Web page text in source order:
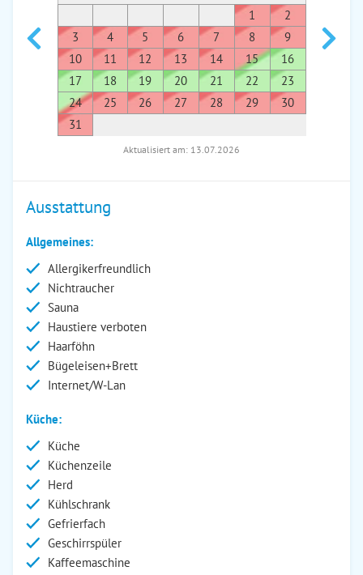
1
2
3
4 5 6 7 8
9
10
11 12 13 14 15
16
17
18 19 20 21 22
23
24
25 26 27 28 29
30
31
7
Aktualisiert am: 13.07.2026
Ausstattung
Allgemeines:
Allergikerfreundlich
Nichtraucher
Sauna
Haustiere verboten
Haarföhn
Bügeleisen+Brett
Internet/W-Lan
Küche:
Küche
Küchenzeile
Herd
Kühlschrank
Gefrierfach
Geschirrspüler
Kaffeemaschine